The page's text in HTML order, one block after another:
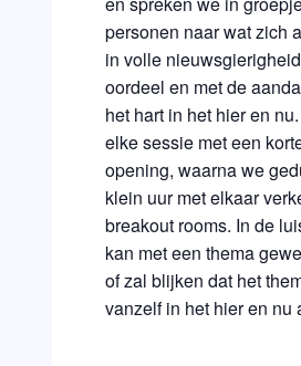
personen naar wat zich
in volle
oordeel en met de
het hart in het hier en
elke sessie met een
opening, waarna we
klein uur met elkaar
breakout rooms. In de
kan met een thema
of zal blijken dat het
vanzelf in het hier en nu